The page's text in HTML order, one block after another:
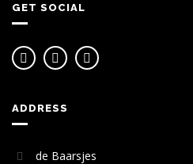
GET SOCIAL
ADDRESS
de Baarsjes